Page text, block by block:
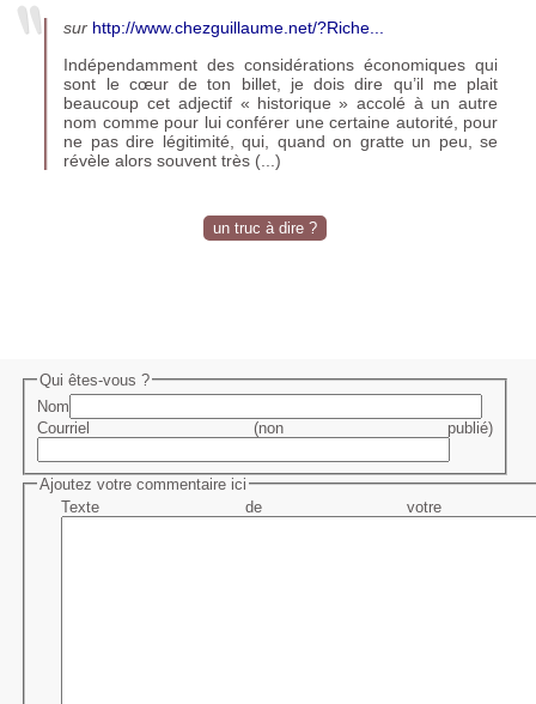
sur http://www.chezguillaume.net/?Riche...
Indépendamment des considérations économiques qui
sont le cœur de ton billet, je dois dire qu’il me plait
beaucoup cet adjectif « historique » accolé à un autre
nom comme pour lui conférer une certaine autorité, pour
ne pas dire légitimité, qui, quand on gratte un peu, se
révèle alors souvent très (...)
un truc à dire ?
Qui êtes-vous ?
Nom
Courriel (non publié)
Ajoutez votre commentaire ici
Texte de votre